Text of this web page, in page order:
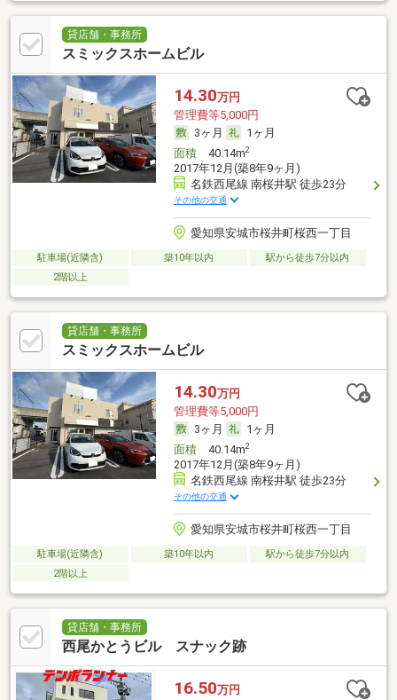
貸店舗・事務所
スミックスホームビル
14.30万円
管理費等5,000円
3ヶ月
1ヶ月
面積40.14m2
2017年12月(築8年9ヶ月)
名鉄西尾線 南桜井駅 徒歩23分
その他の交通
愛知県安城市桜井町桜西一丁目
駐車場(近隣含) 築10年以内
駅から徒歩7分以内
2階以上
貸店舗・事務所
スミックスホームビル
14.30万円
管理費等5,000円
3ヶ月
1ヶ月
面積40.14m2
2017年12月(築8年9ヶ月)
名鉄西尾線 南桜井駅 徒歩23分
その他の交通
愛知県安城市桜井町桜西一丁目
駐車場(近隣含) 築10年以内
駅から徒歩7分以内
2階以上
貸店舗・事務所
西尾かとうビル スナック跡
16.50万円